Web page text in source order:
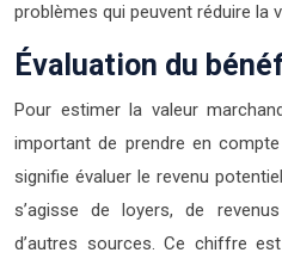
problèmes qui peuvent réduire la
Évaluation du
Pour estimer la valeur
important de prendre en
signifie évaluer le revenu
s’agisse de loyers, de
d’autres sources. Ce chiffre